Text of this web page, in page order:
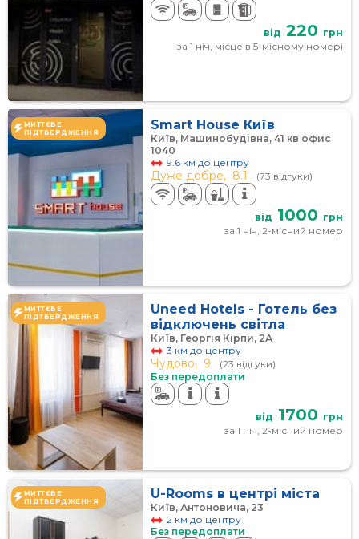
від 220 грн
за 1 ніч, місце в 5-місному номері
МИТТЄВЕ
ПІДТВЕРДЖЕННЯ
Smart House Київ
Київ, Машинобудівна, 41 кв офис
1040
9.6 км до центру
Дуже добре, 8.1 (73 відгуки)
від 1000 грн
за 1 ніч, 2-місний номер
МИТТЄВЕ
ПІДТВЕРДЖЕННЯ
Uneed Hotels - Готель без
відключень світла
Київ, Георгія Кірпи, 2А
3 км до центру
Чудово, 9
(23 відгуки)
Без передоплати
від 1700 грн
за 1 ніч, 2-місний номер
МИТТЄВЕ
ПІДТВЕРДЖЕННЯ
U-Rooms в центрі міста
Київ, Антоновича, 23
2 км до центру
Без передоплати